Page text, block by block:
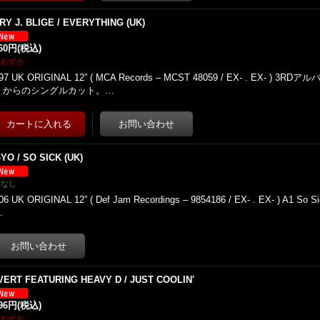
J. BLIGE / EVERYTHING (UK)
円(税込)
ずか
UK ORIGINAL 12” ( MCA Records – MCST 48059 / EX- . EX- ) 3RDアル
からのシングルカット。…
/ SO SICK (UK)
し
UK ORIGINAL 12” ( Def Jam Recordings – 9854186 / EX- . EX- ) A1 So
FEATURING HEAVY D / JUST COOLIN'
円(税込)